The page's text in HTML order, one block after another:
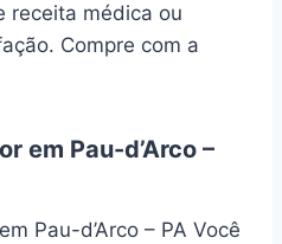
receita médica ou
Compre com a
em Pau-d’Arco –
Pau-d’Arco – PA Você